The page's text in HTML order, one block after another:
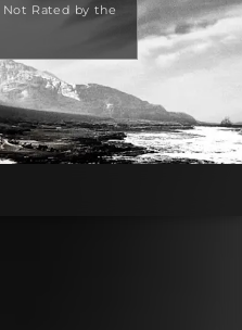
Rated by the